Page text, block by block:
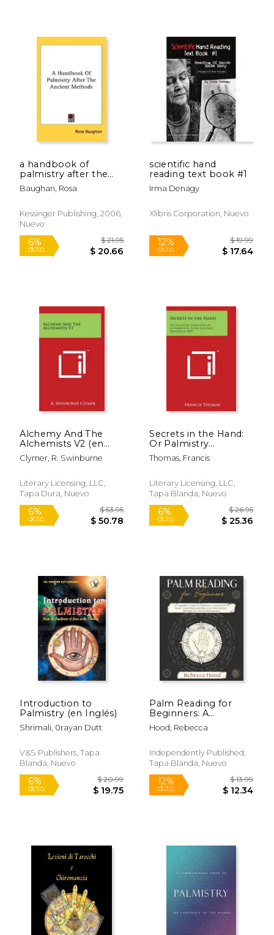
6%
dcto.
6%
a handbook of
palmistry after the
ancient methods (en
Inglés)
Baughan, Rosa
Kessinger Publishing, 2006,
Nuevo
6%
dcto. $ 20.66
scientific hand
reading text book #1
Irma Denagy
Xlibris Corporation, Nuevo
12%
dcto.
Alchemy And The
Alchemists V2 (en
Inglés)
Clymer, R. Swinburne
Literary Licensing, LLC,
Tapa Dura, Nuevo
Secrets in the Hand:
Or Palmistry
Simplified in
Alphabetical Form
1899 (en Inglés)
Thomas, Francis
Literary Licensing, LLC,
Tapa Blanda, Nuevo
Introduction to
Palmistry (en Inglés)
Shrimali, 0rayan Dutt
V&s Publishers, Tapa
Blanda, Nuevo
Palm Reading for
Beginners: A
Complete Palmistry
Illustrated Guide.
your Palm and
Discover your Destiny
Chiro (en Inglés)
Hood, Rebecca
Independently Published,
Tapa Blanda, Nuevo